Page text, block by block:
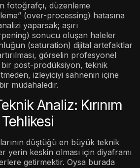
fotoğrafçı, düzenleme
(over-processing) hatasına
yaparsak; aşırı
sonucu oluşan haleler
(saturation) dijital artefaktlar
görselin profesyonel
bir post-prodüksiyon, teknik
izleyiciyi sahnenin içine
müdahaledir.
Analiz: Kırınım
düştüğü en büyük teknik
yerin keskin olması için diyaframı
getirmektir. Oysa burada